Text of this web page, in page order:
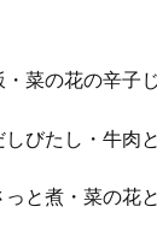
菜の花の辛子
しびたし・牛肉
っと煮・菜の花